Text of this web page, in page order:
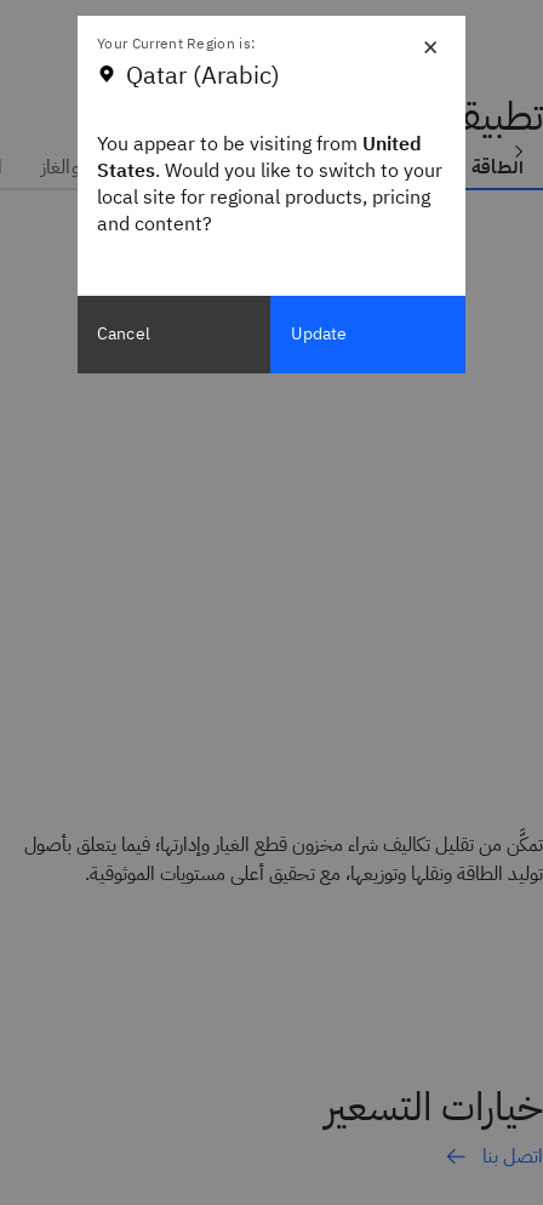
تطبيقات الصناعة
الطاقة ومرفق الخدمة التصنيع التعدين النفط والغاز
تمكَّن من تقليل تكاليف شراء مخزون قطع الغيار وإدارتها؛ فيما يتعلق بأصول
توليد الطاقة ونقلها وتوزيعها، مع تحقيق أعلى مستويات الموثوقية.
خيارات التسعير
اتصل بنا
×
Your Current Region is:
Qatar (Arabic)
You appear to be visiting from United
States. Would you like to switch to your
local site for regional products, pricing
and content?
Cancel Update